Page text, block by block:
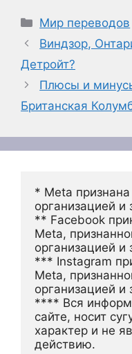
Рубрики
Мир переводов
Виндзор,
Детройт?
Плюсы и
Британская
* Meta
организацией
** Facebook
Meta,
организацией
*** Instagram
Meta,
организацией
**** Вся
сайте, носит
характер и не
действию.